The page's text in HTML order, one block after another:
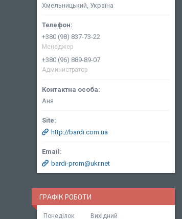
Хмельницький, Україна
+380 (98) 837-73-22
Менеджер
+380 (96) 889-89-07
Администратор
Аня
http://bardi.com.ua
bardi-prom@ukr.net
ГРАФІК РОБОТИ
Понеділок Вихідний